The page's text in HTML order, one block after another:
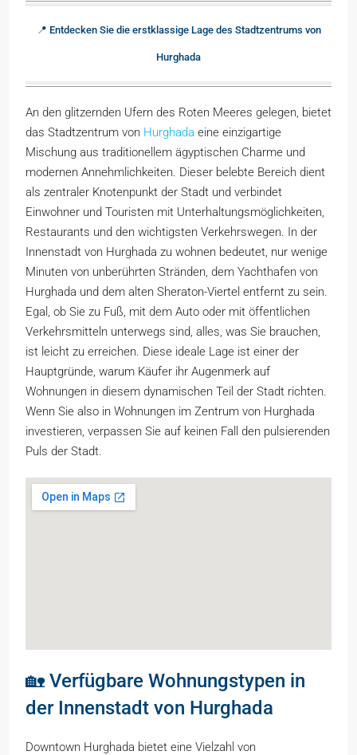
📍 Entdecken Sie die erstklassige Lage des Stadtzentrums von
Hurghada
An den glitzernden Ufern des Roten Meeres gelegen, bietet
das Stadtzentrum von Hurghada eine einzigartige
Mischung aus traditionellem ägyptischen Charme und
modernen Annehmlichkeiten. Dieser belebte Bereich dient
als zentraler Knotenpunkt der Stadt und verbindet
Einwohner und Touristen mit Unterhaltungsmöglichkeiten,
Restaurants und den wichtigsten Verkehrswegen. In der
Innenstadt von Hurghada zu wohnen bedeutet, nur wenige
Minuten von unberührten Stränden, dem Yachthafen von
Hurghada und dem alten Sheraton-Viertel entfernt zu sein.
Egal, ob Sie zu Fuß, mit dem Auto oder mit öffentlichen
Verkehrsmitteln unterwegs sind, alles, was Sie brauchen,
ist leicht zu erreichen. Diese ideale Lage ist einer der
Hauptgründe, warum Käufer ihr Augenmerk auf
Wohnungen in diesem dynamischen Teil der Stadt richten.
Wenn Sie also in Wohnungen im Zentrum von Hurghada
investieren, verpassen Sie auf keinen Fall den pulsierenden
Puls der Stadt.
🏡 Verfügbare Wohnungstypen in
der Innenstadt von Hurghada
Downtown Hurghada bietet eine Vielzahl von